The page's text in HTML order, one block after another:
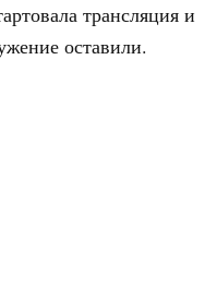
трансляция и
оставили.